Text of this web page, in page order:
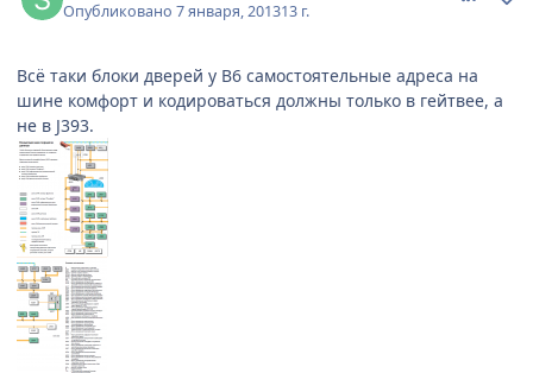
Опубликовано7 января, 201313 г.
Всё таки блоки дверей у В6 самостоятельные адреса на
шине комфорт и кодироваться должны только в гейтвее, а
не в J393.